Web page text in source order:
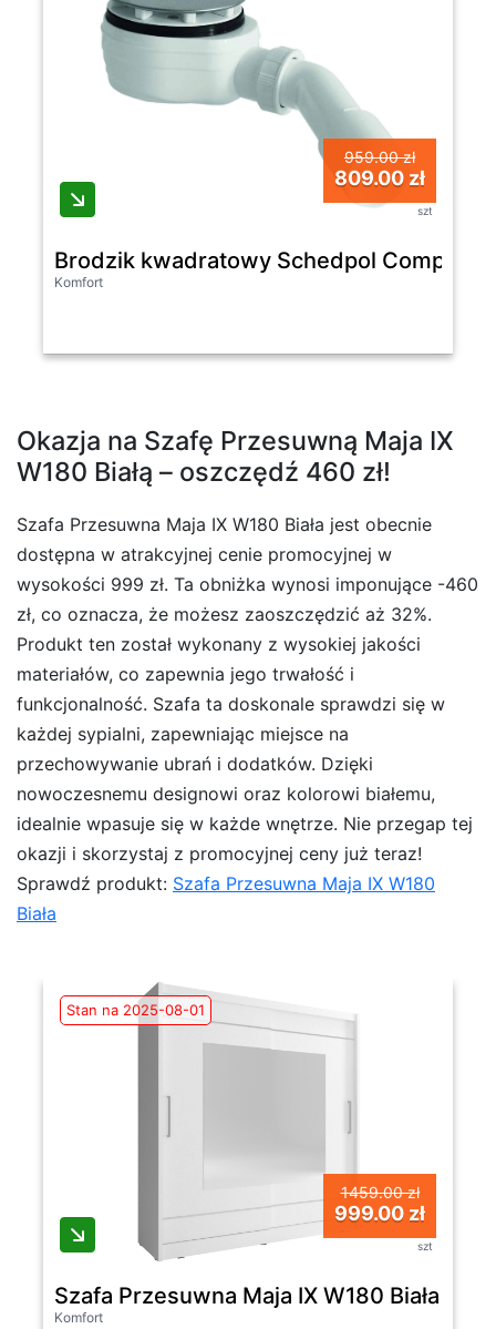
959.00 zł
809.00 zł
szt
Brodzik kwadratowy Schedpol Competia
Komfort
Okazja na Szafę Przesuwną Maja IX
W180 Białą – oszczędź 460 zł!
Szafa Przesuwna Maja IX W180 Biała jest obecnie
dostępna w atrakcyjnej cenie promocyjnej w
wysokości 999 zł. Ta obniżka wynosi imponujące -460
zł, co oznacza, że możesz zaoszczędzić aż 32%.
Produkt ten został wykonany z wysokiej jakości
materiałów, co zapewnia jego trwałość i
funkcjonalność. Szafa ta doskonale sprawdzi się w
każdej sypialni, zapewniając miejsce na
przechowywanie ubrań i dodatków. Dzięki
nowoczesnemu designowi oraz kolorowi białemu,
idealnie wpasuje się w każde wnętrze. Nie przegap tej
okazji i skorzystaj z promocyjnej ceny już teraz!
Sprawdź produkt: Szafa Przesuwna Maja IX W180
Biała
Stan na 2025-08-01
1459.00 zł
999.00 zł
szt
Szafa Przesuwna Maja IX W180 Biała
Komfort